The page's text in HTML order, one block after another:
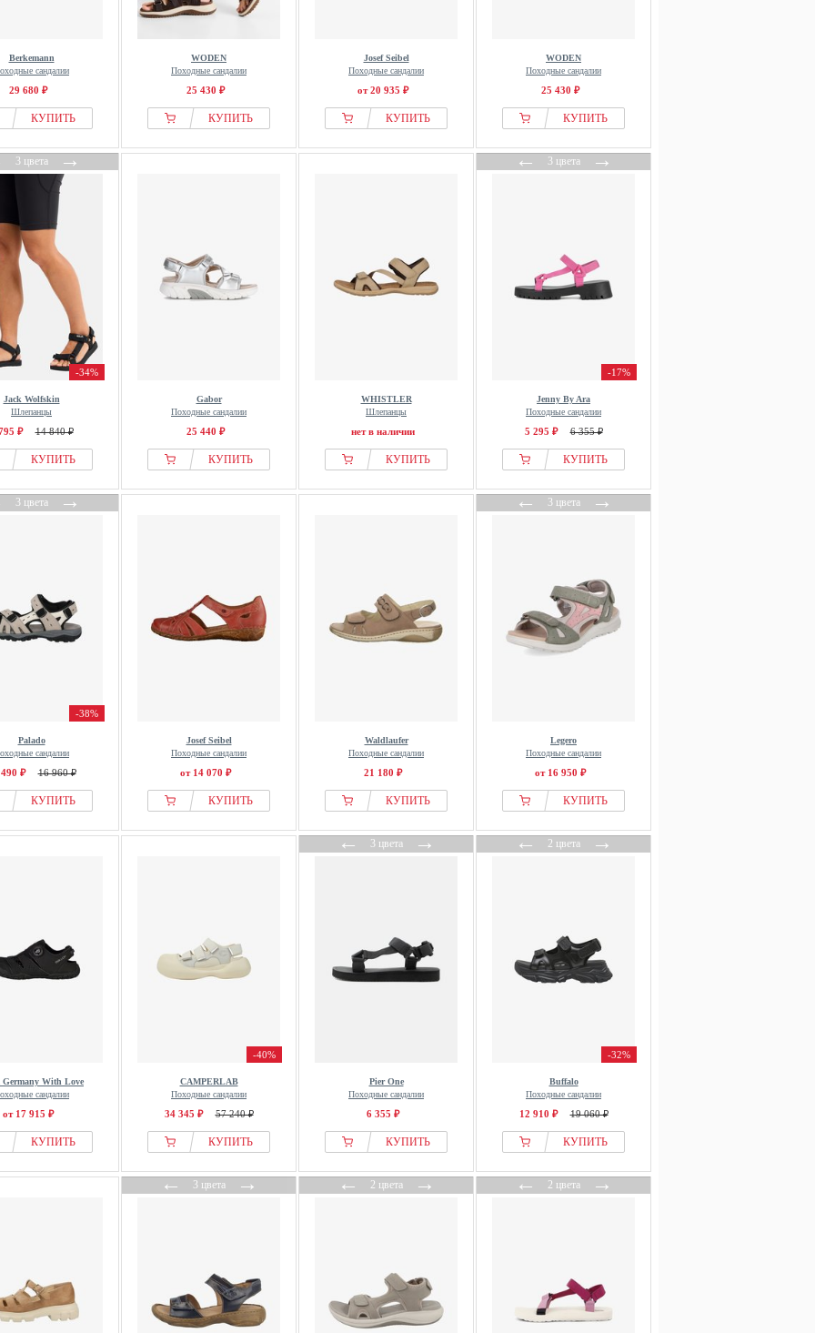
Berkemann
сандалии
29 680 ₽
КУПИТЬ
WODEN
Походные сандалии
25 430 ₽
КУПИТЬ
Josef Seibel
Походные сандалии
от 20 935 ₽
КУПИТЬ
WODEN
Походные сандалии
25 430 ₽
КУПИТЬ
3 цвета→
-34%
Jack Wolfskin
Шлепанцы
₽ 14 840 ₽
КУПИТЬ
Gabor
Походные сандалии
25 440 ₽
КУПИТЬ
WHISTLER
Шлепанцы
нет в наличии
КУПИТЬ
←3 цвета→
-17%
Jenny By Ara
Походные сандалии
5 295 ₽ 6 355 ₽
КУПИТЬ
3 цвета→
-38%
Palado
сандалии
₽ 16 960 ₽
КУПИТЬ
Josef Seibel
Походные сандалии
от 14 070 ₽
КУПИТЬ
Waldlaufer
Походные сандалии
21 180 ₽
КУПИТЬ
←3 цвета→
Legero
Походные сандалии
от 16 950 ₽
КУПИТЬ
Germany With Love
сандалии
от 17 915 ₽
КУПИТЬ
-40%
CAMPERLAB
Походные сандалии
34 345 ₽ 57 240 ₽
КУПИТЬ
←3 цвета→
Pier One
Походные сандалии
6 355 ₽
КУПИТЬ
←2 цвета→
-32%
Buffalo
Походные сандалии
12 910 ₽ 19 060 ₽
КУПИТЬ
←3 цвета→ ←2 цвета→ ←2 цвета→